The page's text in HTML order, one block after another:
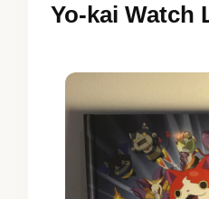
Yo-kai Watch